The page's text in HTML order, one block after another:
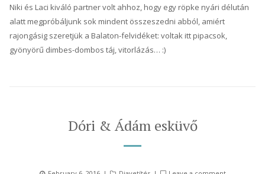
Niki és Laci kiváló partner volt ahhoz, hogy egy röpke nyári délután
alatt megpróbáljunk sok mindent összeszedni abból, amiért
rajongásig szeretjük a Balaton-felvidéket: voltak itt pipacsok,
gyönyörű dimbes-dombos táj, vitorlázás… :)
Dóri & Ádám esküvő